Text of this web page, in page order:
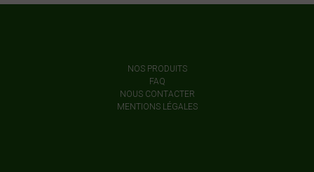
NOS PRODUITS
FAQ
NOUS CONTACTER
MENTIONS LÉGALES